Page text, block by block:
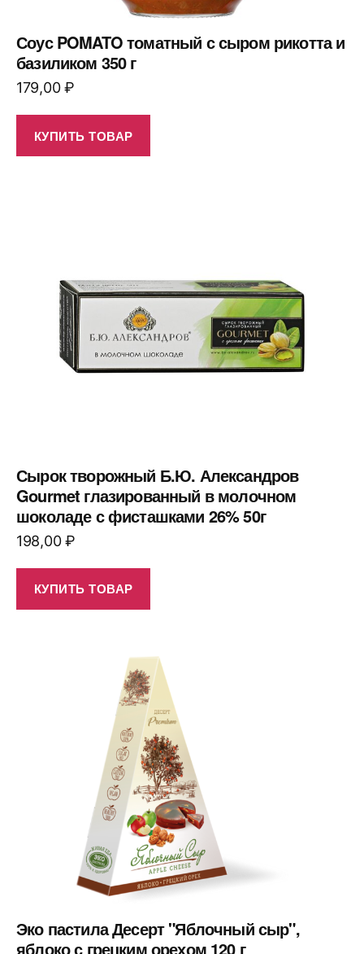
Соус POMATO томатный с сыром рикотта и
базиликом 350 г
179,00₽
КУПИТЬ ТОВАР
Сырок творожный Б.Ю. Александров
Gourmet глазированный в молочном
шоколаде с фисташками 26% 50г
198,00₽
КУПИТЬ ТОВАР
Эко пастила Десерт "Яблочный сыр",
яблоко с грецким орехом 120 г